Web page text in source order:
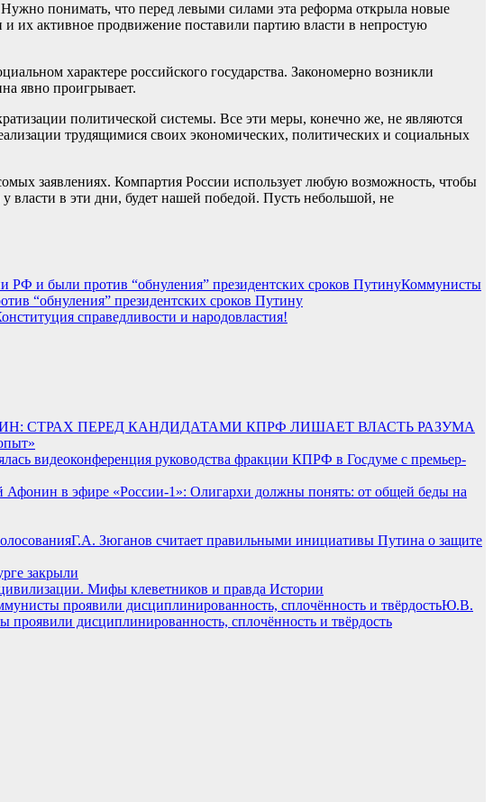
Нужно понимать, что перед левыми силами эта реформа открыла новые
их активное продвижение поставили партию власти в непростую
характере российского государства. Закономерно возникли
явно проигрывает.
политической системы. Все эти меры, конечно же, не являются
трудящимися своих экономических, политических и социальных
заявлениях. Компартия России использует любую возможность, чтобы
в эти дни, будет нашей победой. Пусть небольшой, не
Коммунисты
“обнуления” президентских сроков Путину
справедливости и народовластия!
СТРАХ ПЕРЕД КАНДИДАТАМИ КПРФ ЛИШАЕТ ВЛАСТЬ РАЗУМА
видеоконференция руководства фракции КПРФ в Госдуме с премьер-
в эфире «России-1»: Олигархи должны понять: от общей беды на
Г.А. Зюганов считает правильными инициативы Путина о защите
закрыли
Мифы клеветников и правда Истории
Ю.В.
дисциплинированность, сплочённость и твёрдость